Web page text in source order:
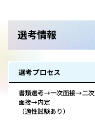
選考情報
選考プロセス
書類選考→一次面接→二次
面接→内定
（適性試験あり）